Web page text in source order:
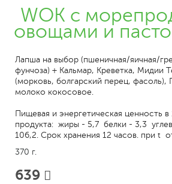
WOK с
овощами и
Лапша на выбор (пшеничная/яичная/
фунчоза) + Кальмар, Креветка, Мидии
(морковь, болгарский перец, фасоль),
молоко кокосовое.
Пищевая и энергетическая ценность в
продукта: жиры - 5,7 белки - 3,3
106,2. Срок хранения 12 часов. при t
370 г.
639